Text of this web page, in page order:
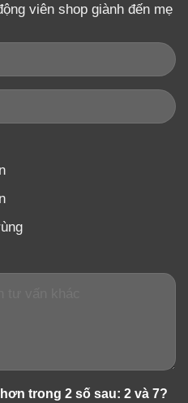
viên shop giành đến mẹ
trong 2 số sau: 2 và 7?